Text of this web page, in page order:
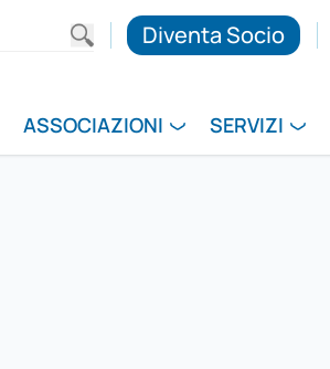
Diventa Socio
ASSOCIAZIONI SERVIZI